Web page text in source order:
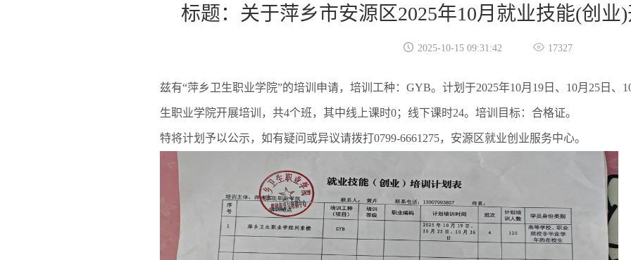
标题：关于萍乡市安源区2025年10月就业技能(创业
 2025-10-15 09:31:42  17327
兹有“萍乡卫生职业学院”的培训申请，培训工种：GYB。计划于2025年10月19日、10月25日、
生职业学院开展培训，共4个班，其中线上课时0；线下课时24。培训目标：合格证。
特将计划予以公示，如有疑问或异议请拨打0799-6661275，安源区就业创业服务中心。